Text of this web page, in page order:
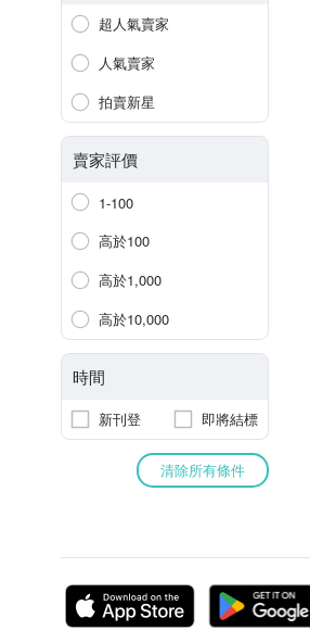
超人氣賣家
人氣賣家
拍賣新星
賣家評價
1-100
高於100
高於1,000
高於10,000
時間
新刊登 即將結標
清除所有條件